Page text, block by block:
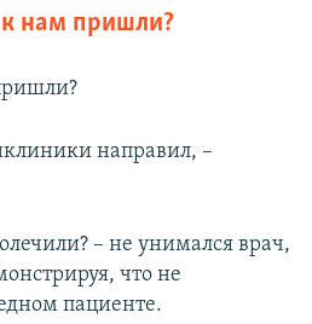
нам пришли?
направил, –
– не унимался врач,
что не
пациенте.